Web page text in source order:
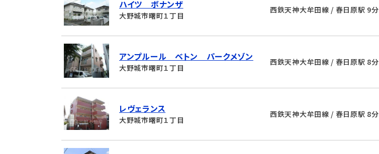
ハイツ ボナンザ
大野城市曙町１丁目
西鉄天神大牟田線 / 春日原駅 9分
アンプルール ベトン パークメゾン
大野城市曙町１丁目
西鉄天神大牟田線 / 春日原駅 8分
レヴェランス
大野城市曙町１丁目
西鉄天神大牟田線 / 春日原駅 8分